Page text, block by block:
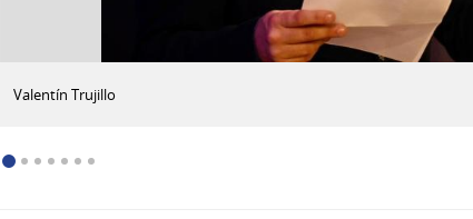
Valentín Trujillo